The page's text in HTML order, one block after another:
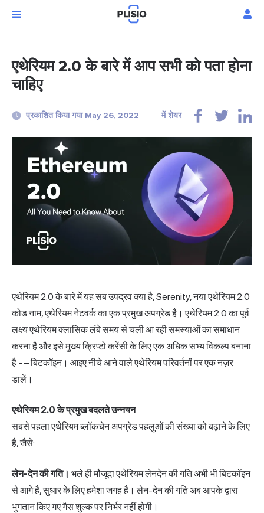
एथेरियम 2.0 के बारे में आप सभी को पता होना
चाहिए
प्रकाशित किया गया May 26, 2022 में शेयर
एथेरियम 2.0 के बारे में यह सब उपद्रव क्या है, Serenity, नया एथेरियम 2.0
कोड नाम, एथेरियम नेटवर्क का एक प्रमुख अपग्रेड है। एथेरियम 2.0 का पूर्व
लक्ष्य एथेरियम क्लासिक लंबे समय से चली आ रही समस्याओं का समाधान
करना है और इसे मुख्य क्रिप्टो करेंसी के लिए एक अधिक सभ्य विकल्प बनाना
है - – बिटकॉइन। आइए नीचे आने वाले एथेरियम परिवर्तनों पर एक नज़र
डालें।
एथेरियम 2.0 के प्रमुख बदलते उन्नयन
सबसे पहला एथेरियम ब्लॉकचेन अपग्रेड पहलुओं की संख्या को बढ़ाने के लिए
है, जैसे:
लेन-देन की गति। भले ही मौजूदा एथेरियम लेनदेन की गति अभी भी बिटकॉइन
से आगे है, सुधार के लिए हमेशा जगह है। लेन-देन की गति अब आपके द्वारा
भुगतान किए गए गैस शुल्क पर निर्भर नहीं होगी।